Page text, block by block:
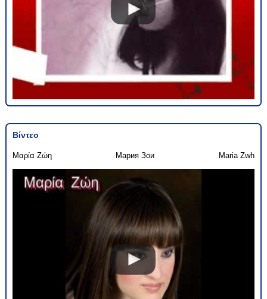
Βίντεο
Μαρία Ζώη Мария Зои Maria Zwh